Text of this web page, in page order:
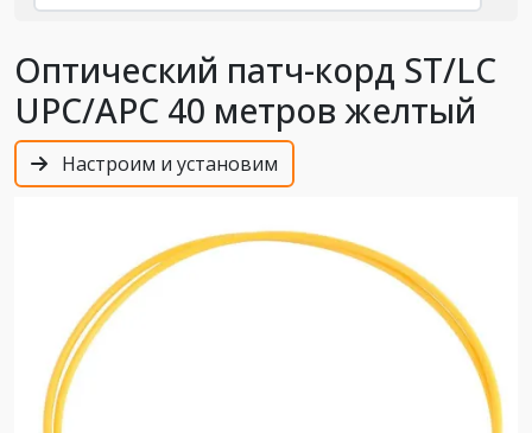
Оптический патч-корд ST/LC
UPC/APC 40 метров желтый
Настроим и установим